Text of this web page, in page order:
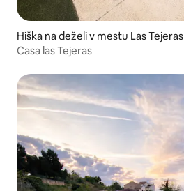
Hiška na deželi v mestu Las Tejeras
Casa las Tejeras